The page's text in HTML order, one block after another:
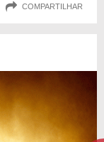
COMPARTILHAR